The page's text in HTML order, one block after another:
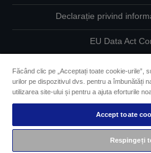
Declarație privind
EU Data Act
Informaţii despre
Angajamentul Epson pe
Drepturi de autor ©
Făcând clic pe „Acceptați toate cookie-urile”,
urilor pe dispozitivul dvs. pentru a îmbunătăți
utilizarea site-ului și pentru a ajuta eforturile
Accept toate
Respingeți